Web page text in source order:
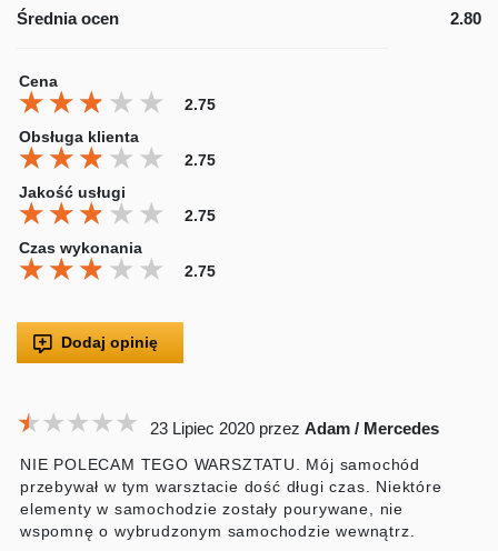
Średnia ocen 2.80
Cena
2.75
★★★★★
★★★★★
★★★★★
Obsługa klienta
2.75
★★★★★
★★★★★
★★★★★
Jakość usługi
2.75
★★★★★
★★★★★
★★★★★
Czas wykonania
2.75
★★★★★
★★★★★
★★★★★
Dodaj opinię
★★★★★
★★★★★
★★★★★ 23 Lipiec 2020 przez Adam / Mercedes
NIE POLECAM TEGO WARSZTATU. Mój samochód
przebywał w tym warsztacie dość długi czas. Niektóre
elementy w samochodzie zostały pourywane, nie
wspomnę o wybrudzonym samochodzie wewnątrz.